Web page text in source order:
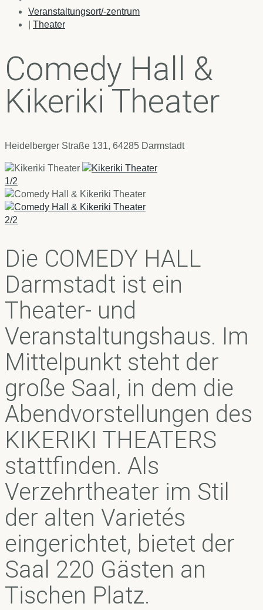
Veranstaltungsort/-zentrum
Theater
Comedy Hall &
Kikeriki Theater
Heidelberger Straße 131, 64285 Darmstadt
1/2
2/2
Die COMEDY HALL
Darmstadt ist ein
Theater- und
Veranstaltungshaus. Im
Mittelpunkt steht der
große Saal, in dem die
Abendvorstellungen des
KIKERIKI THEATERS
stattfinden. Als
Verzehrtheater im Stil
der alten Varietés
eingerichtet, bietet der
Saal 220 Gästen an
Tischen Platz.